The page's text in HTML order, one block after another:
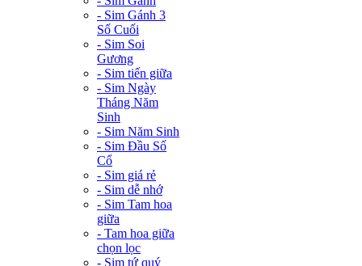
- Sim Gánh 3
Số Cuối
- Sim Soi
Gương
- Sim tiến giữa
- Sim Ngày
Tháng Năm
Sinh
- Sim Năm Sinh
- Sim Đầu Số
Cổ
- Sim giá rẻ
- Sim dễ nhớ
- Sim Tam hoa
giữa
- Tam hoa giữa
chọn lọc
- Sim tứ quý